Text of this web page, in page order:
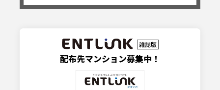
雑誌版
配布先マンション募集中！